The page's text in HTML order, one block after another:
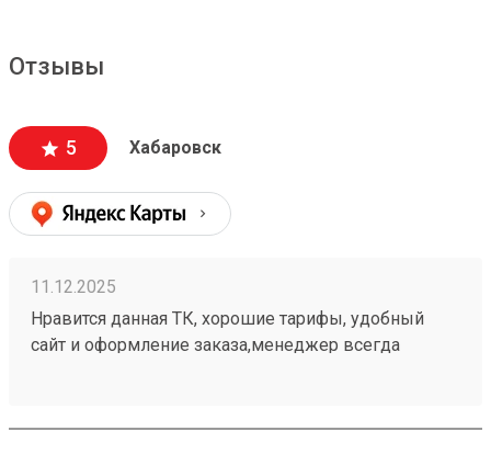
Отзывы
5 Хабаровск
11.12.2025
Нравится данная ТК, хорошие тарифы, удобный
сайт и оформление заказа,менеджер всегда